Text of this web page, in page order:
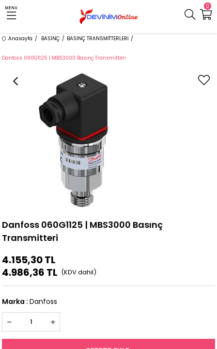
0
MENU
Anasayfa BASINÇ BASINÇ TRANSMİTTERLERİ
Danfoss 060G1125 | MBS3000 Basınç Transmitteri
Danfoss 060G1125 | MBS3000 Basınç
Transmitteri
4.155,30 TL
4.986,36 TL
Marka : Danfoss